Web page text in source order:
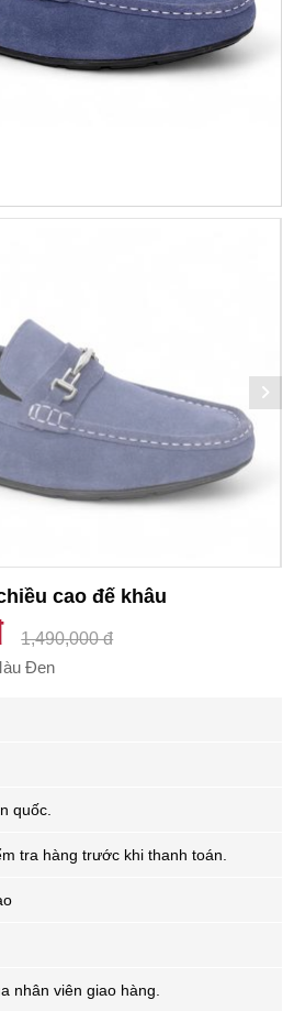
cao đế khâu
1,490,000 đ
Đen
quốc.
tra hàng trước khi thanh toán.
nhân viên giao hàng.